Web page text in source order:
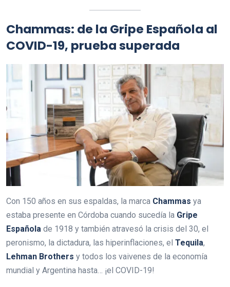
Chammas: de la Gripe Española al
COVID-19, prueba superada
Con 150 años en sus espaldas, la marca Chammas ya
estaba presente en Córdoba cuando sucedía la Gripe
Española de 1918 y también atravesó la crisis del 30, el
peronismo, la dictadura, las hiperinflaciones, el Tequila,
Lehman Brothers y todos los vaivenes de la economía
mundial y Argentina hasta… ¡el COVID-19!